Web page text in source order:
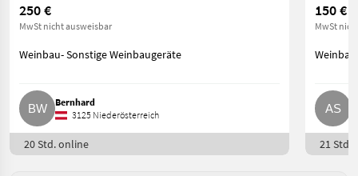
250 €
MwSt nicht ausweisbar
Weinbau- Sonstige Weinbaugeräte
Bernhard
3125 Niederösterreich
20 Std. online
150 €
MwSt
21 Std.